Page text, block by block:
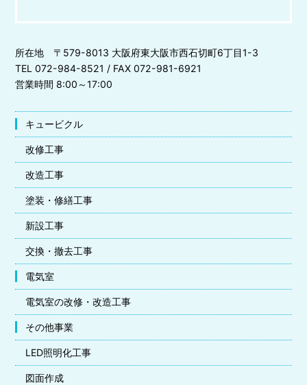
所在地 〒579-8013 大阪府東大阪市西石切町6丁目1-3
TEL 072-984-8521 / FAX 072-981-6921
営業時間 8:00～17:00
キュービクル
改修工事
改造工事
塗装・修繕工事
新設工事
交換・撤去工事
電気室
電気室の改修・改造工事
その他事業
LED照明化工事
図面作成